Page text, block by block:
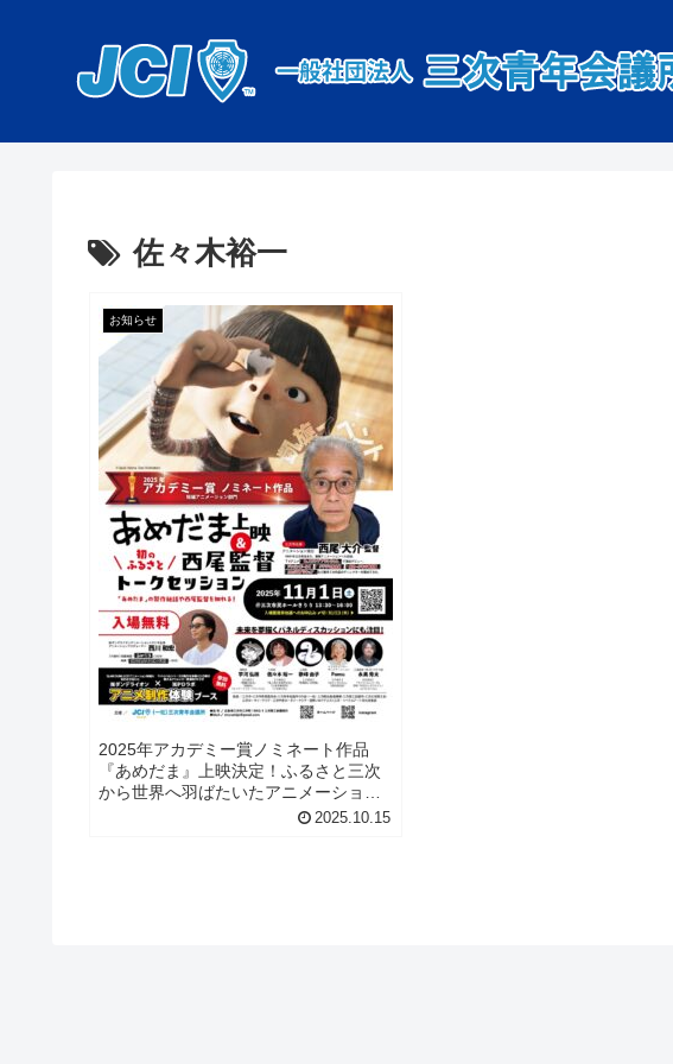
佐々木裕一
お知らせ
2025年アカデミー賞ノミネート作品
『あめだま』上映決定！ふるさと三次
から世界へ羽ばたいたアニメーション
監督・西尾大介氏が、凱旋イベントと
2025.10.15